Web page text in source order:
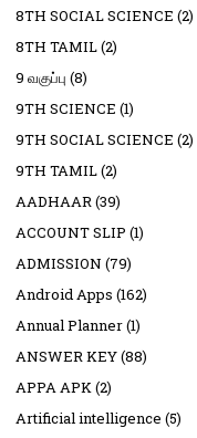
8TH SOCIAL SCIENCE (2)
8TH TAMIL(2)
9 வகுப்பு (8)
9TH SCIENCE (1)
9TH SOCIAL SCIENCE (2)
9TH TAMIL(2)
AADHAAR(39)
ACCOUNT SLIP (1)
ADMISSION (79)
Android Apps (162)
Annual Planner(1)
ANSWER KEY(88)
APPA APK(2)
Artificial intelligence (5)